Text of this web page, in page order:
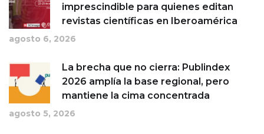
imprescindible para quienes editan
revistas científicas en Iberoamérica
agosto 6, 2026
La brecha que no cierra: Publindex
2026 amplía la base regional, pero
mantiene la cima concentrada
agosto 5, 2026